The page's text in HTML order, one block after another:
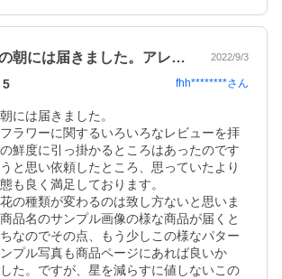
依頼した翌日の朝には届きました。アレン… 2022/9/3
5 fhh********さん
には届きました。
ラワーに関するいろいろなレビューを拝
鮮度に引っ掛かるところはあったのです
と思い依頼したところ、思っていたより
も良く満足しております。
の種類が変わるのは致し方ないと思いま
品名のサンプル画像の様な商品が届くと
なのでその点、もう少しこの様なパター
プル写真も商品ページにあれば良いか
た。ですが、星を減らすに値しないこの